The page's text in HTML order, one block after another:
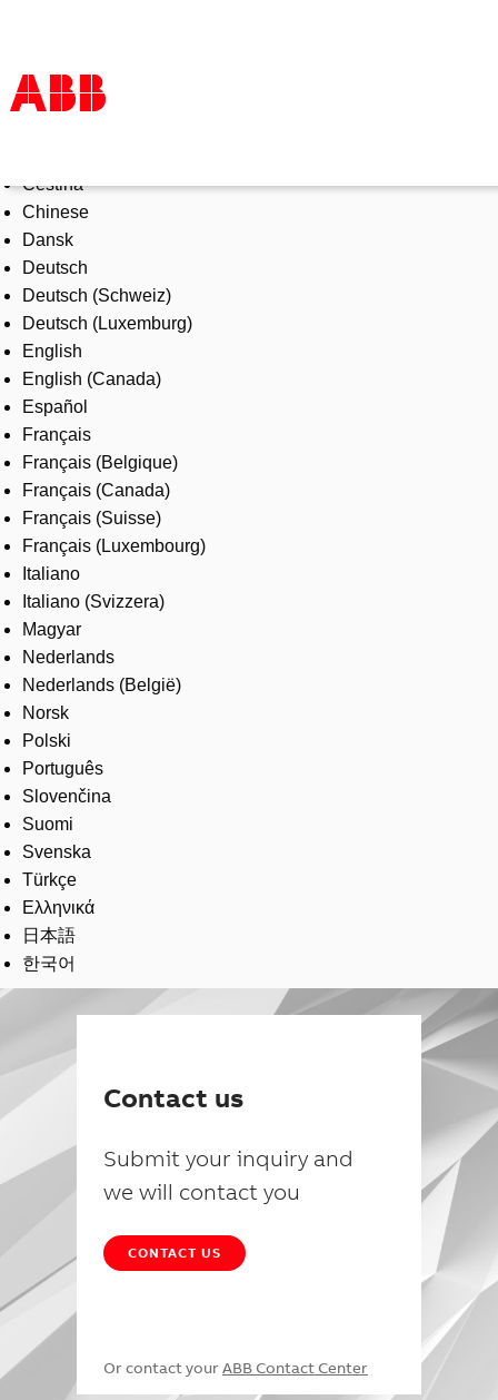
Products & Solutions
Industries
Services
About us
Where to buy
Contact us
Careers
Čeština
Chinese
Dansk
Deutsch
Deutsch (Schweiz)
Deutsch (Luxemburg)
English
English (Canada)
Español
Français
Français (Belgique)
Français (Canada)
Français (Suisse)
Français (Luxembourg)
Italiano
Italiano (Svizzera)
Magyar
Nederlands
Nederlands (België)
Norsk
Polski
Português
Slovenčina
Suomi
Svenska
Türkçe
Ελληνικά
日本語
한국어
Contact us
Submit your inquiry and
we will contact you
CONTACT US
Or contact your ABB Contact Center